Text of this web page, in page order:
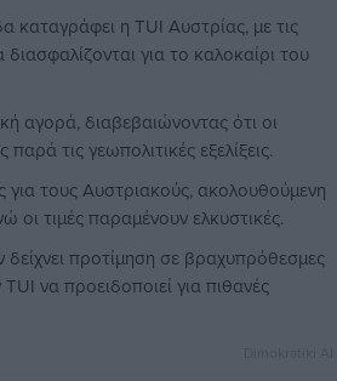
καταγράφει η TUI Αυστρίας, με τις
για το καλοκαίρι του
αγορά, διαβεβαιώνοντας ότι οι
τις γεωπολιτικές εξελίξεις.
τους Αυστριακούς, ακολουθούμενη
οι τιμές παραμένουν ελκυστικές.
προτίμηση σε βραχυπρόθεσμες
να προειδοποιεί για πιθανές